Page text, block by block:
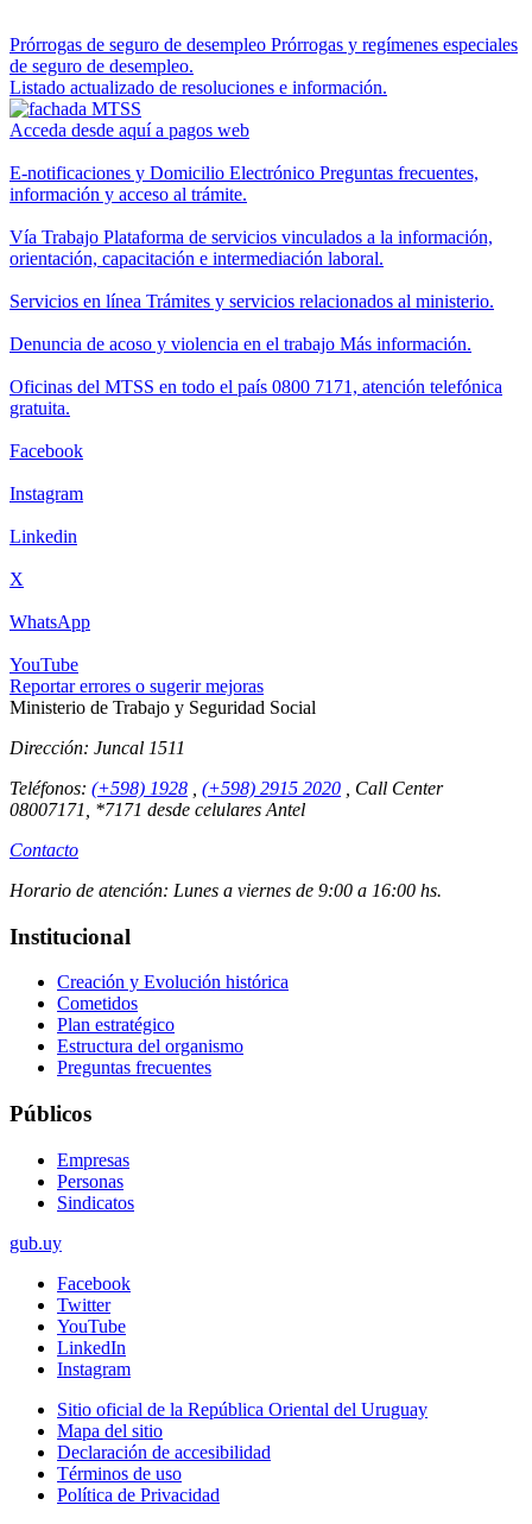
Prórrogas de seguro de desempleo Prórrogas y regímenes especiales
de seguro de desempleo.
Listado actualizado de resoluciones e información.
Acceda desde aquí a pagos web
E-notificaciones y Domicilio Electrónico Preguntas frecuentes,
información y acceso al trámite.
Vía Trabajo Plataforma de servicios vinculados a la información,
orientación, capacitación e intermediación laboral.
Servicios en línea Trámites y servicios relacionados al ministerio.
Denuncia de acoso y violencia en el trabajo Más información.
Oficinas del MTSS en todo el país 0800 7171, atención telefónica
gratuita.
Facebook
Instagram
Linkedin
X
WhatsApp
YouTube
Reportar errores o sugerir mejoras
Ministerio de Trabajo y Seguridad Social
Dirección: Juncal 1511
Teléfonos: (+598) 1928 (+598) 2915 2020
Call Center
08007171, *7171 desde celulares Antel
Contacto
Horario de atención: Lunes a viernes de 9:00 a 16:00 hs.
Institucional
Creación y Evolución histórica
Cometidos
Plan estratégico
Estructura del organismo
Preguntas frecuentes
Públicos
Empresas
Personas
Sindicatos
gub.uy
Facebook
Twitter
YouTube
LinkedIn
Instagram
Sitio oficial de la República Oriental del Uruguay
Mapa del sitio
Declaración de accesibilidad
Términos de uso
Política de Privacidad